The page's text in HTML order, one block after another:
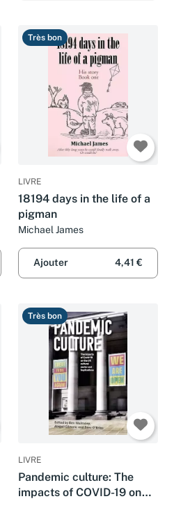
Très bon
LIVRE
18194 days in the life of a
pigman
Michael James
Ajouter 4,41 €
Très bon
LIVRE
Pandemic culture: The
impacts of COVID-19 on